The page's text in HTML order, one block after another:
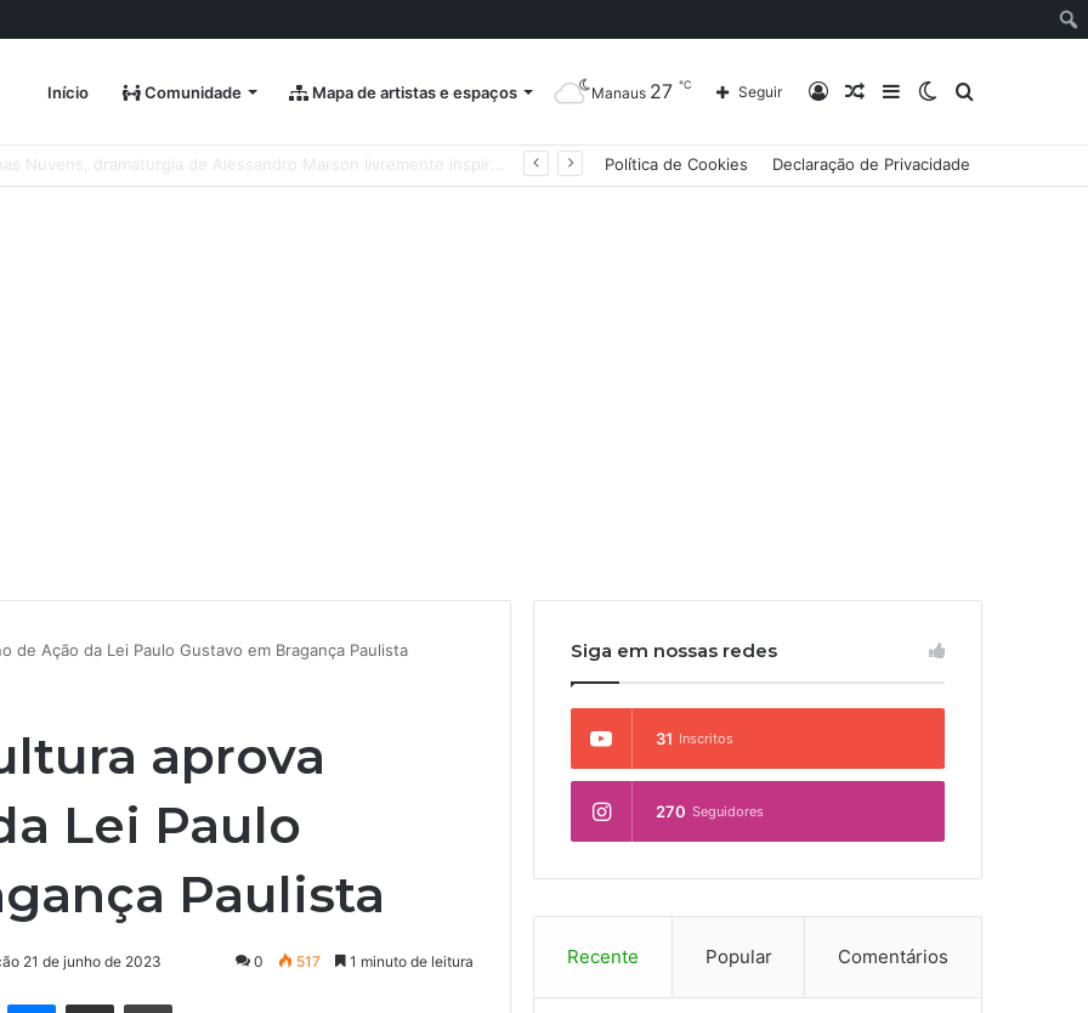
Início Comunidade Mapa de artistas e espaços Procurar
Switch
Barra
Artigo
Entrar
Seguir
Manaus 27 ℃
Política de Cookies Declaração de Privacidade
de Ação da Lei Paulo Gustavo em Bragança Paulista
aprova
Lei Paulo
Paulista
21 de junho de 2023 0 517 1 minuto de leitura
Siga em nossas redes
31 Inscritos
270 Seguidores
Recente Popular Comentários